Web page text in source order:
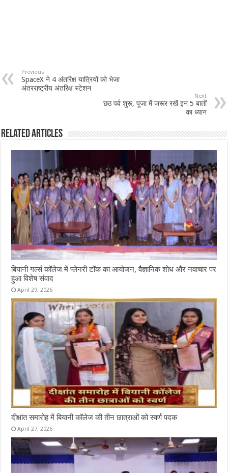
Previous
SpaceX ने 4 अंतरिक्ष यात्रियों को भेजा
अंतरराष्ट्रीय अंतरिक्ष स्टेशन
Next
छठ पर्व शुरू, पूजा में जरूर रखें इन 5 बातों
का ध्यान
Related Articles
बियानी गर्ल्स कॉलेज में प्लेनरी टॉक का आयोजन, वैज्ञानिक शोध और नवाचार पर
हुआ विशेष संवाद
April 29, 2026
दीक्षांत समारोह में बियानी कॉलेज की तीन छात्राओं को स्वर्ण पदक
April 27, 2026